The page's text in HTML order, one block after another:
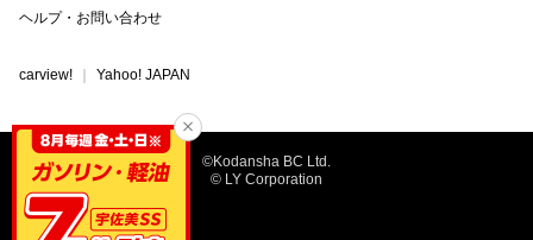
ヘルプ・お問い合わせ
carview! Yahoo! JAPAN
©Kodansha BC Ltd.
© LY Corporation